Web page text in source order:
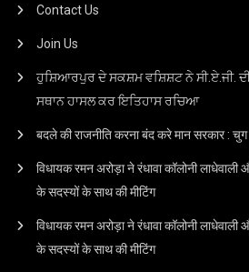
Contact Us
Join Us
ਹੁਸ਼ਿਆਰਪੁਰ ਦੇ ਸਕਸ਼ਮ ਵਸ਼ਿਸ਼ਟ ਨੇ ਸੀ.ਏ.ਜੀ.
ਸਥਾਨ ਹਾਸਲ ਕਰ ਇਤਿਹਾਸ ਰਚਿਆ
बदले की राजनीति करना बंद करे मान सरकार : चुग
विधायक रमन अरोड़ा ने रंधावा कॉलोनी
के सदस्यों के साथ की मीटिंग
विधायक रमन अरोड़ा ने रंधावा कॉलोनी
के सदस्यों के साथ की मीटिंग